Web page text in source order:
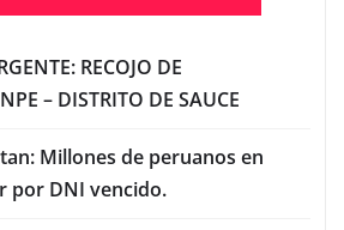
RECOJO DE
– DISTRITO DE SAUCE
Millones de peruanos en
por DNI vencido.